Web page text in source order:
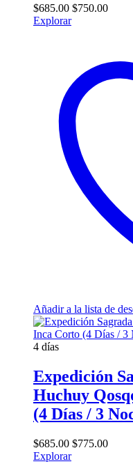
$685.00 $750.00
Explorar
Añadir a la lista de
4 días
Expedición
Huchuy
(4 Días / 3
$685.00 $775.00
Explorar